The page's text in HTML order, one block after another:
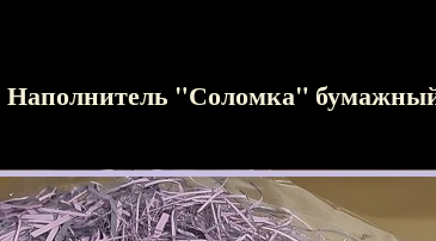
Наполнитель "Соломка"